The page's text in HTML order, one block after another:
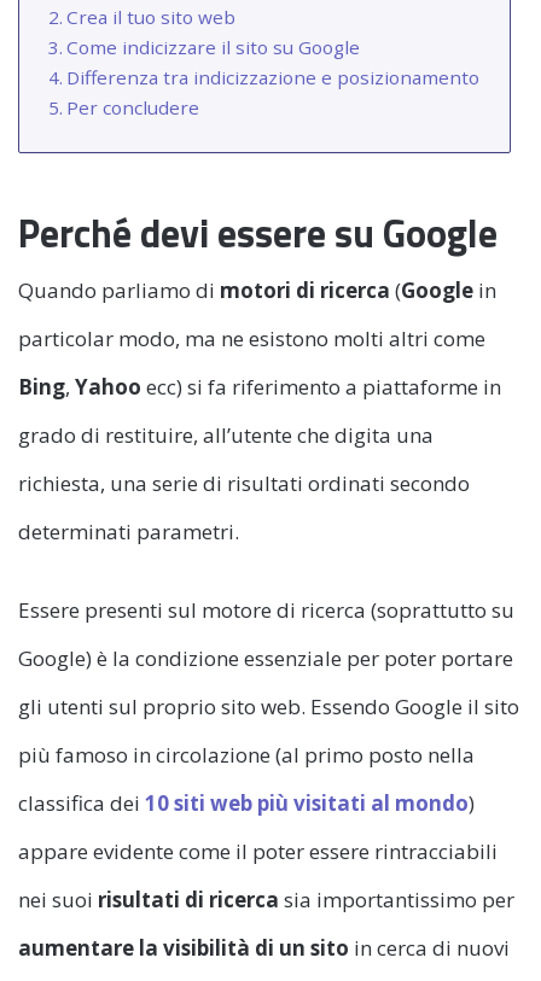
Crea il tuo sito web
Come indicizzare il sito su Google
Differenza tra indicizzazione e posizionamento
Per concludere
Perché devi essere su Google
Quando parliamo di motori di ricerca (Google in
particolar modo, ma ne esistono molti altri come
Bing, Yahoo ecc) si fa riferimento a piattaforme in
grado di restituire, all’utente che digita una
richiesta, una serie di risultati ordinati secondo
determinati parametri.
Essere presenti sul motore di ricerca (soprattutto su
Google) è la condizione essenziale per poter portare
gli utenti sul proprio sito web. Essendo Google il sito
più famoso in circolazione (al primo posto nella
classifica dei 10 siti web più visitati al mondo)
appare evidente come il poter essere rintracciabili
nei suoi risultati di ricerca sia importantissimo per
aumentare la visibilità di un sito in cerca di nuovi